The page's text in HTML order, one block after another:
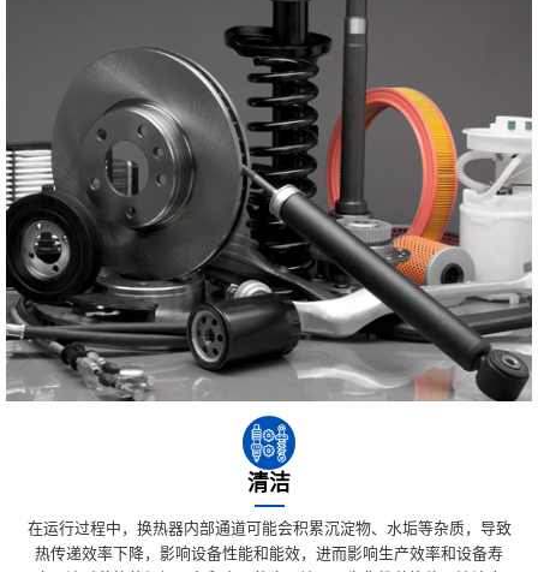
清洁
在运行过程中，换热器内部通道可能会积累沉淀物、水垢等杂质，导致
热传递效率下降，影响设备性能和能效，进而影响生产效率和设备寿